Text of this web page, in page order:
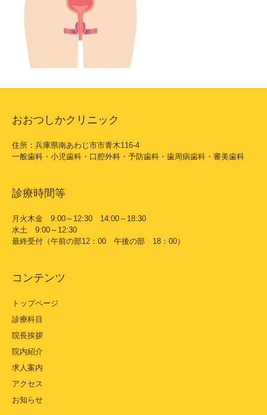
おおつしかクリニック
住所：兵庫県南あわじ市市青木116-4
一般歯科・小児歯科・口腔外科・予防歯科・歯周病歯科・審美歯科
診療時間等
月火木金 9:00～12:30 14:00～18:30
水土 9:00～12:30
最終受付（午前の部12：00 午後の部 18：00）
コンテンツ
トップページ
診療科目
院長挨拶
院内紹介
求人案内
アクセス
お知らせ